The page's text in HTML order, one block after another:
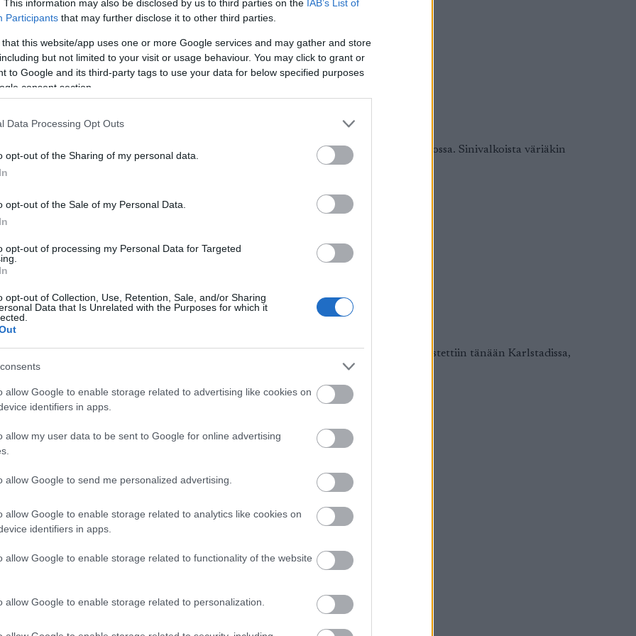
This information may also be disclosed by us to third parties on the IAB’s List of
Participants that may further disclose it to other third parties.
that this website/app uses one or more Google services and may gather and store
but not limited to your visit or usage behaviour. You may click to grant or
to Google and its third-party tags to use your data for below specified purposes
consent section.
Data Processing Opt Outs
opt-out of the Sharing of my personal data.
opt-out of the Sale of my Personal Data.
opt-out of processing my Personal Data for Targeted
opt-out of Collection, Use, Retention, Sale, and/or Sharing
Data that Is Unrelated with the Purposes for which it
allow Google to enable storage related to advertising like cookies on
identifiers in apps.
allow my user data to be sent to Google for online advertising
allow Google to send me personalized advertising.
allow Google to enable storage related to analytics like cookies on
identifiers in apps.
allow Google to enable storage related to functionality of the website
allow Google to enable storage related to personalization.
La Diagonelassa
Sveitsissä, kun pitkän matkan hiihtäjät taistelivat Engadin La Diagonela hiihdossa. Sinivalkoista väriäkin
jälleen arvokkaan voiton
perinteisellä hiihtotavalla hiihdettävä rullahiihdon pitkän matkan kilpailu, järjestettiin tänään Karlstadissa,
vahvaa kesäkuntoaan ja varmisti voiton miesten kilpailussa.
– Vuokatti-hiihto huomenna
ja Ski Classics-sarja jatkuu Tsekeissä Jizerska50 Grand Classic-osakilpailulla.